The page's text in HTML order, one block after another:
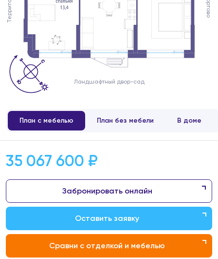
План с мебелью План без мебели В доме
Ландшафтный двор-сад
35 067 600 ₽
Забронировать онлайн
Оставить заявку
Сравни с отделкой и мебелью